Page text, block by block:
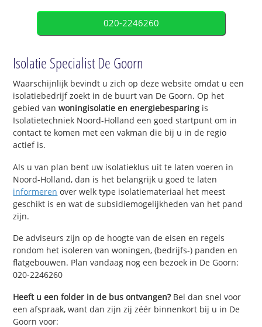
020-2246260
Isolatie Specialist De Goorn
Waarschijnlijk bevindt u zich op deze website omdat u een
isolatiebedrijf zoekt in de buurt van De Goorn. Op het
gebied vanwoningisolatie en energiebesparing is
Isolatietechniek Noord-Holland een goed startpunt om in
contact te komen met een vakman die bij u in de regio
actief is.
Als u van plan bent uw isolatieklus uit te laten voeren in
Noord-Holland, dan is het belangrijk u goed te laten
informeren over welk type isolatiemateriaal het meest
geschikt is en wat de subsidiemogelijkheden van het pand
zijn.
De adviseurs zijn op de hoogte van de eisen en regels
rondom het isoleren van woningen, (bedrijfs-) panden en
flatgebouwen. Plan vandaag nog een bezoek in De Goorn:
020-2246260
Heeft u een folder in de bus ontvangen?Bel dan snel voor
een afspraak, want dan zijn zij zéér binnenkort bij u in De
Goorn voor: